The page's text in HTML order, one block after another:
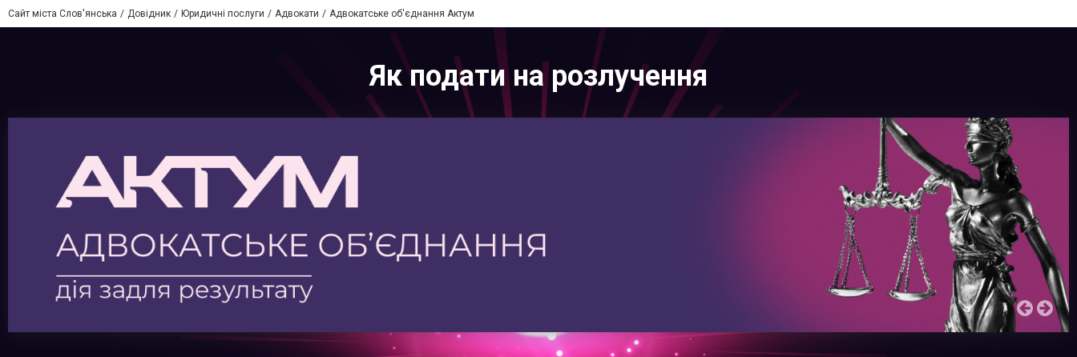
Сайт міста Слов'янська Довідник Юридичні послуги Адвокати Адвокатське об'єднання Актум
Як подати на розлучення